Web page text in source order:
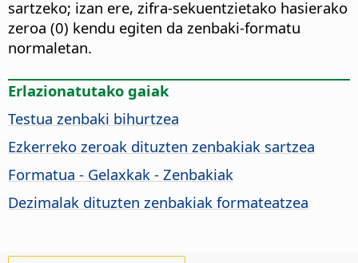
sartzeko; izan ere, zifra-sekuentzietako hasierako
zeroa (0) kendu egiten da zenbaki-formatu
normaletan.
Erlazionatutako gaiak
Testua zenbaki bihurtzea
Ezkerreko zeroak dituzten zenbakiak sartzea
Formatua - Gelaxkak - Zenbakiak
Dezimalak dituzten zenbakiak formateatzea